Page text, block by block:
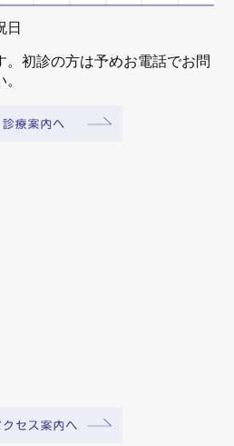
日
初診の方は予めお電話でお問